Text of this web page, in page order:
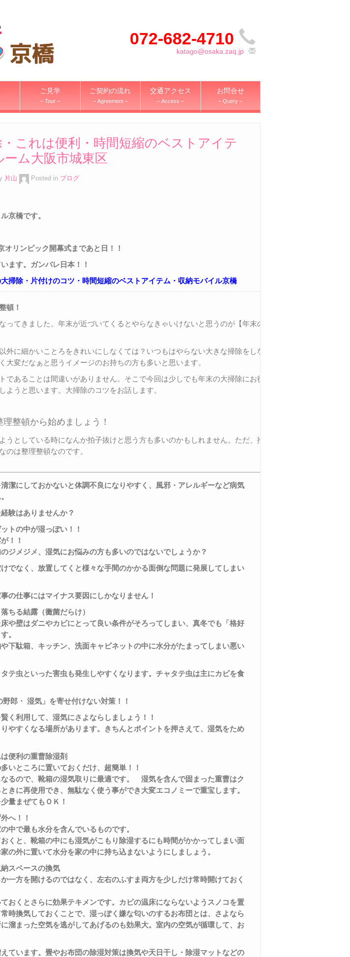
072-682-4710
katago@osaka.zaq.jp
ご見学
– Tour –
ご契約の流れ
– Agreement –
交通アクセス
– Access –
お問合せ
– Query –
・これは便利・時間短縮のベストアイテ
ム大阪市城東区
片山 Posted in ブログ
京橋です。
オリンピック開幕式まであと日！！
ます。ガンバレ日本！！
掃除・片付けのコツ・時間短縮のベストアイテム・収納モバイル京橋
頓！
ってきました。年末が近づいてくるとやらなきゃいけないと思うのが【年末の
外に細かいことろをきれいにしなくては？いつもはやらない大きな掃除をしな
大変だなぁと思うイメージのお持ちの方も多いと思います。
であることは間違いがありません。そこで今回は少しでも年末の大掃除にお役
ようと思います。大掃除のコツをお話します。
整頓から始めましょう！
うとしている時になんか拍子抜けと思う方も多いのかもしれません。ただ、掃
のは整理整頓なのです。
潔にしておかないと体調不良になりやすく、風邪・アレルギーなど病気
験はありませんか？
トの中が湿っぽい！！
！！
ジメジメ、湿気にお悩みの方も多いのではないでしょうか？
でなく、放置してくと様々な手間のかかる面倒な問題に発展してしまい
の仕事にはマイナス要因にしかなりません！
ちる結露（黴菌だらけ）
や壁はダニやカビにとって良い条件がそろってしまい、真冬でも「格好
。
下駄箱、キッチン、洗面キャビネットの中に水分がたまってしまい悪い
テ虫といった害虫も発生しやすくなります。チャタテ虫は主にカビを食
野郎・ 湿気」を寄せ付けない対策！！
く利用して、湿気にさよならしましょう！！
やすくなる場所があります。きちんとポイントを押さえて、湿気をため
便利の重曹除湿剤
いところに置いておくだけ、超簡単！！
るので、靴箱の湿気取りに最適です。 湿気を含んで固まった重曹はク
きに再使用でき、無駄なく使う事ができ大変エコノミーで重宝します。
量まぜてもＯＫ！
へ！！
中で最も水分を含んでいるものです。
くと、靴箱の中にも湿気がこもり除湿するにも時間がかかってしまい面
の外に置いて水分を家の中に持ち込まないようにしましょう。
スペースの換気
一方を開けるのではなく、左右のふすま両方を少しだけ常時開けておく
おくとさらに効果テキメンです。カビの温床にならないようスノコを置
時換気しておくことで、湿っぽく嫌な匂いのするお布団とは、さよなら
溜まった空気を逃がしてあげるのも効果大。室内の空気が循環して、お
ています。畳やお布団の除湿対策は換気や天日干し・除湿マットなどの